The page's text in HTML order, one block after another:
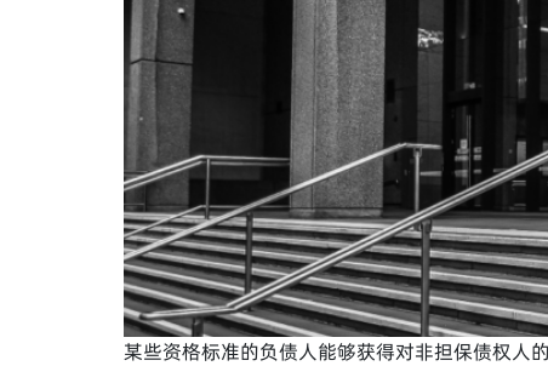
某些资格标准的负债人能够获得对非担保债权人